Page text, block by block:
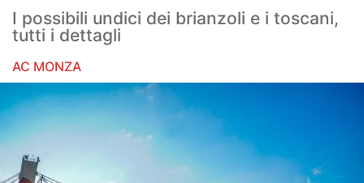
Calcio
Motori
Volley
Hockey
Altri sport
I possibili undici dei brianzoli e i toscani,
tutti i dettagli
AC MONZA